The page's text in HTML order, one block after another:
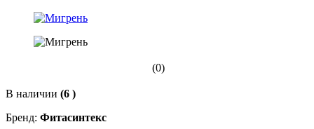
(0)
В наличии (6 )
Бренд: Фитасинтекс